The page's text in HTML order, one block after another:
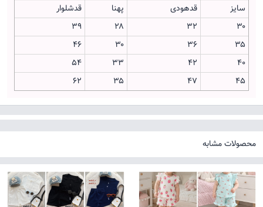
سایز
قدهودی پهنا
قدشلوار
۳۰
۳۲ ۲۸
39
۳۵
۳۶ ۳۰
46
۴۰
۴۲ ۳۳
54
۴۵
۴۷ ۳۵ 62
محصولات مشابه